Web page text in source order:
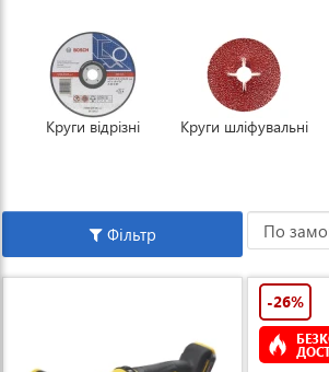
Круги відрізні Круги шліфувальні
Фільтр
-26%